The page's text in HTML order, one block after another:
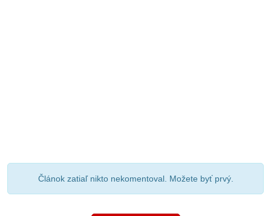
Článok zatiaľ nikto nekomentoval. Možete byť prvý.